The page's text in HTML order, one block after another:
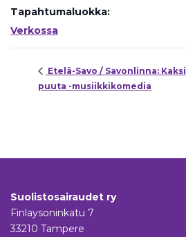
Tapahtumaluokka:
Verkossa
Etelä-Savo / Savonlinna: Kaksi
puuta -musiikkikomedia
Suolistosairaudet ry
Finlaysoninkatu 7
33210 Tampere